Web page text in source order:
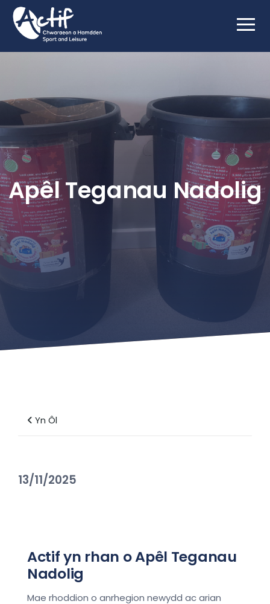
Apêl Teganau Nadolig
Yn Ôl
13/11/2025
Actif yn rhan o Apêl Teganau
Nadolig
Mae rhoddion o anrhegion newydd ac arian